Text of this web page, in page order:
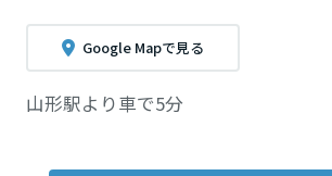
Google Mapで見る
山形駅より車で5分